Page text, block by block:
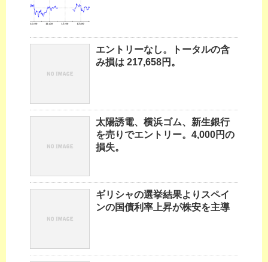
エントリーなし。トータルの含
み損は 217,658円。
太陽誘電、横浜ゴム、新生銀行
を売りでエントリー。4,000円の
損失。
ギリシャの選挙結果よりスペイ
ンの国債利率上昇が株安を主導